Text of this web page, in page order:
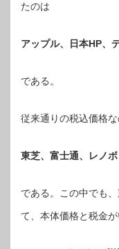
たのは
アップル、日本HP、
である。
従来通りの税込価格
東芝、富士通、レノボ
である。この中でも
て、本体価格と税金